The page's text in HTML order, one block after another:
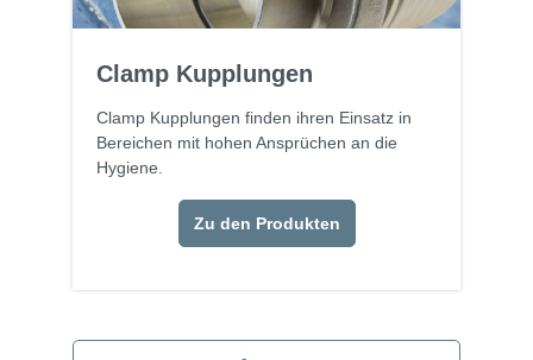
Clamp Kupplungen
Clamp Kupplungen finden ihren Einsatz in
Bereichen mit hohen Ansprüchen an die
Hygiene.
Zu den Produkten